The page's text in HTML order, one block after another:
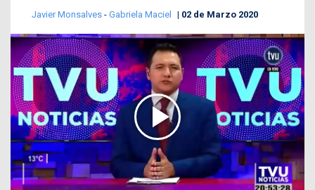
Javier Monsalves - Gabriela Maciel 02 de Marzo 2020